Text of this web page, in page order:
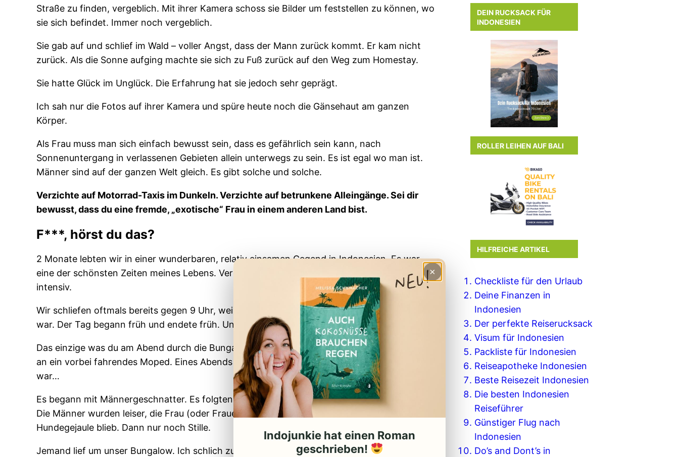
Straße zu finden, vergeblich. Mit ihrer Kamera schoss sie Bilder um feststellen zu können, wo
sie sich befindet. Immer noch vergeblich.
Sie gab auf und schlief im Wald – voller Angst, dass der Mann zurück kommt. Er kam nicht
zurück. Als die Sonne aufging machte sie sich zu Fuß zurück auf den Weg zum Homestay.
Sie hatte Glück im Unglück. Die Erfahrung hat sie jedoch sehr geprägt.
Ich sah nur die Fotos auf ihrer Kamera und spüre heute noch die Gänsehaut am ganzen
Körper.
Als Frau muss man sich einfach bewusst sein, dass es gefährlich sein kann, nach
Sonnenuntergang in verlassenen Gebieten allein unterwegs zu sein. Es ist egal wo man ist.
Männer sind auf der ganzen Welt gleich. Es gibt solche und solche.
Verzichte auf Motorrad-Taxis im Dunkeln. Verzichte auf betrunkene Alleingänge. Sei dir
bewusst, dass du eine fremde, „exotische“ Frau in einem anderen Land bist.
F***, hörst du das?
2 Monate lebten wir in einer wunderbaren, relativ einsamen Gegend in Indonesien. Es war
eine der schönsten Zeiten meines Lebens. Verdammt minimalistisch, aber wahnsinnig
intensiv.
Wir schliefen oftmals bereits gegen 9 Uhr, weil hier nichts mehr nach Sonnenuntergang los
war. Der Tag begann früh und endete früh. Und das war gut so.
Das einzige was du am Abend durch die Bungalows hörst, sind Hühnergegacker und ab und
an ein vorbei fahrendes Moped. Eines Abends hörten wir jedoch mehr – mehr als uns lieb
war…
Es begann mit Männergeschnatter. Es folgten Hundegebelle und nervöses Frauengeflüster.
Die Männer wurden leiser, die Frau (oder Frauen?) lauter. Ein hysterischer Schrei folgte.
Hundegejaule blieb. Dann nur noch Stille.
Jemand lief um unser Bungalow. Ich schlich zu meiner Zimmernachbarin. Verkroch mich in ihr
DEIN RUCKSACK FÜR
INDONESIEN
ROLLER LEIHEN AUF BALI
HILFREICHE ARTIKEL
Checkliste für den Urlaub
Deine Finanzen in
Indonesien
Der perfekte Reiserucksack
Visum für Indonesien
Packliste für Indonesien
Reiseapotheke Indonesien
Beste Reisezeit Indonesien
Die besten Indonesien
Reiseführer
Günstiger Flug nach
Indonesien
Do’s and Dont’s in
×
Indojunkie hat einen Roman
geschrieben!